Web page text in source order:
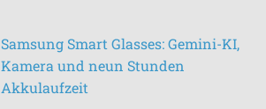
Samsung Smart Glasses: Gemini-KI,
Kamera und neun Stunden
Akkulaufzeit